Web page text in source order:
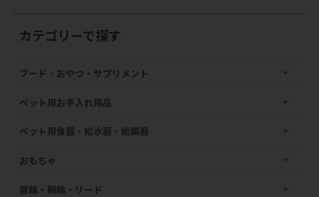
カテゴリーで探す
フード・おやつ・サプリメント
ペット用お手入れ用品
ペット用食器・給水器・給餌器
おもちゃ
首輪・胴輪・リード